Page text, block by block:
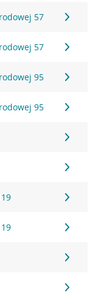
57
57
95
95